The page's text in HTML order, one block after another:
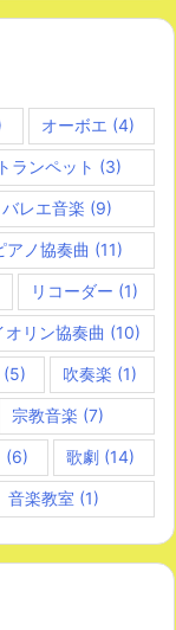
オーボエ (4)
トランペット (3)
バレエ音楽 (9)
アノ協奏曲 (11)
リコーダー (1)
オリン協奏曲 (10)
(5) 吹奏楽 (1)
宗教音楽 (7)
(6) 歌劇(14)
音楽教室 (1)